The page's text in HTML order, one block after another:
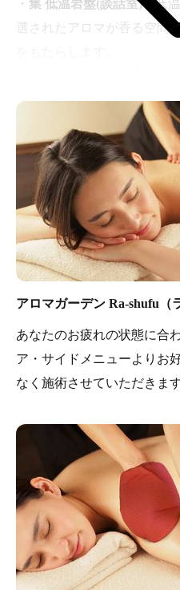
・ ゲームコーナー お子様か
・ 集 低温岩盤(談話室)低温
選されたアロマが香る空間
のもオススメです。セルフ
・艶 アメジストの房
精神
あるとされるアメジストに
リフレッシュさせお寛ぎく
・凛 冷凍房 熱くなった身
肌の組織がキュッと引き締
・瞬 汗蒸幕ープラネタリウ
アロマガーデン Ra-shufu（
あなたのお疲れの状態に合
ア・サイドメニューよりお
なく施術させていただきます